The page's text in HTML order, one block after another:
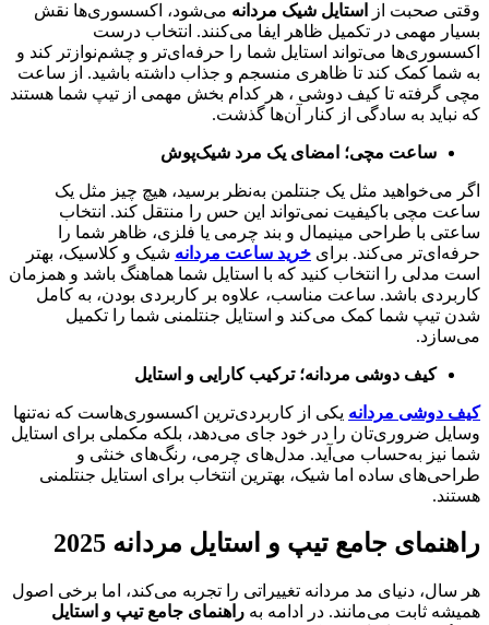
وقتی صحبت از استایل شیک مردانه می‌شود، اکسسوری‌ها نقش
بسیار مهمی در تکمیل ظاهر ایفا می‌کنند. انتخاب درست
اکسسوری‌ها می‌تواند استایل شما را حرفه‌ای‌تر و چشم‌نوازتر کند و
به شما کمک کند تا ظاهری منسجم و جذاب داشته باشید. از ساعت
مچی گرفته تا کیف دوشی ، هر کدام بخش مهمی از تیپ شما هستند
که نباید به سادگی از کنار آن‌ها گذشت.
ساعت مچی؛ امضای یک مرد شیک‌پوش
اگر می‌خواهید مثل یک جنتلمن به‌نظر برسید، هیچ چیز مثل یک
ساعت مچی باکیفیت نمی‌تواند این حس را منتقل کند. انتخاب
ساعتی با طراحی مینیمال و بند چرمی یا فلزی، ظاهر شما را
حرفه‌ای‌تر می‌کند. برای خرید ساعت مردانه شیک و کلاسیک، بهتر
است مدلی را انتخاب کنید که با استایل شما هماهنگ باشد و همزمان
کاربردی باشد. ساعت مناسب، علاوه بر کاربردی بودن، به کامل
شدن تیپ شما کمک می‌کند و استایل جنتلمنی شما را تکمیل
می‌سازد.
کیف دوشی مردانه؛ ترکیب کارایی و استایل
کیف دوشی مردانه یکی از کاربردی‌ترین اکسسوری‌هاست که نه‌تنها
وسایل ضروری‌تان را در خود جای می‌دهد، بلکه مکملی برای استایل
شما نیز به‌حساب می‌آید. مدل‌های چرمی، رنگ‌های خنثی و
طراحی‌های ساده اما شیک، بهترین انتخاب برای استایل جنتلمنی
هستند.
راهنمای جامع تیپ و استایل مردانه 2025
هر سال، دنیای مد مردانه تغییراتی را تجربه می‌کند، اما برخی اصول
همیشه ثابت می‌مانند. در ادامه به راهنمای جامع تیپ و استایل